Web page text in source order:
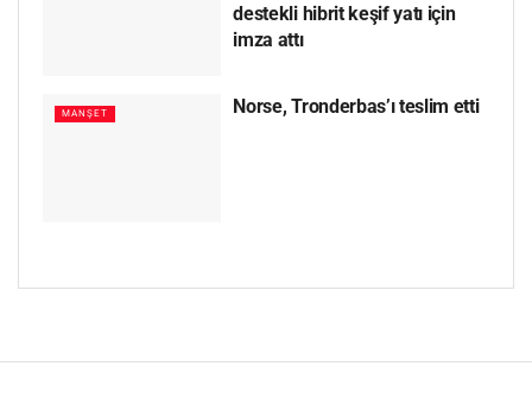
destekli hibrit keşif yatı için
imza attı
MANŞET Norse, Tronderbas’ı teslim etti